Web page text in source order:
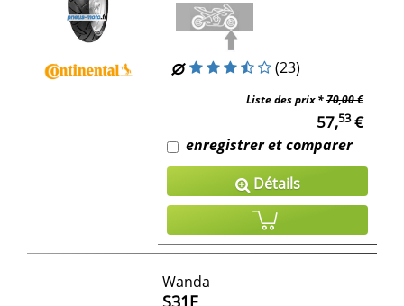
(23)
Liste des prix *70,00 €
57,53€
enregistrer et comparer
Détails
Wanda